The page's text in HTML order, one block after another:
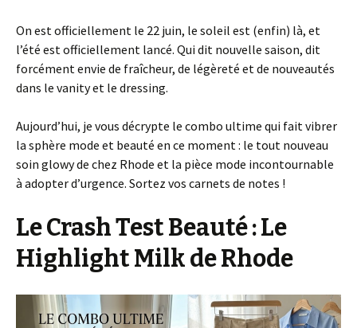
On est officiellement le 22 juin, le soleil est (enfin) là, et
l’été est officiellement lancé. Qui dit nouvelle saison, dit
forcément envie de fraîcheur, de légèreté et de nouveautés
dans le vanity et le dressing.
Aujourd’hui, je vous décrypte le combo ultime qui fait vibrer
la sphère mode et beauté en ce moment : le tout nouveau
soin glowy de chez Rhode et la pièce mode incontournable
à adopter d’urgence. Sortez vos carnets de notes !
Le Crash Test Beauté : Le
Highlight Milk de Rhode